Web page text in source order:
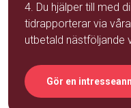
4. Du hjälper till med
tidrapporterar via
utbetald nästföljande
Gör en